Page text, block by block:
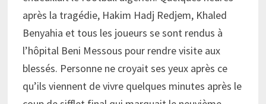
après la tragédie, Hakim Hadj Redjem, Khaled
Benyahia et tous les joueurs se sont rendus à
l’hôpital Beni Messous pour rendre visite aux
blessés. Personne ne croyait ses yeux après ce
qu’ils viennent de vivre quelques minutes après le